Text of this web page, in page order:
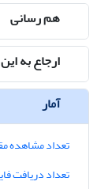
هم رسانی
ارجاع به
آمار
تعداد مشاهده
تعداد دریافت